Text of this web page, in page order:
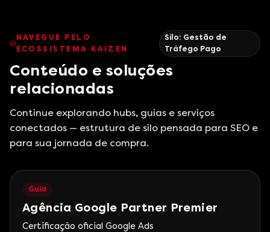
NAVEGUE PELO
ECOSSISTEMA KAIZEN
Silo: Gestão de
Tráfego Pago
Conteúdo e soluções
relacionadas
Continue explorando hubs, guias e serviços
conectados — estrutura de silo pensada para SEO e
para sua jornada de compra.
Guia
Agência Google Partner Premier
Certificação oficial Google Ads